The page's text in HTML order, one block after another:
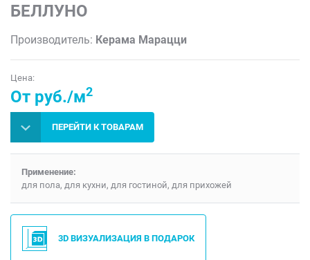
БЕЛЛУНО
Производитель: Керама Марацци
Цена:
От руб./м2
ПЕРЕЙТИ К ТОВАРАМ
Применение:
для пола, для кухни, для гостиной, для прихожей
3D ВИЗУАЛИЗАЦИЯ В ПОДАРОК